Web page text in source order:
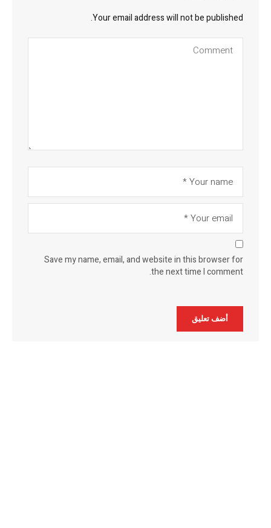
Your email address will not be published.
Save my name, email, and website in this browser for
the next time I comment.